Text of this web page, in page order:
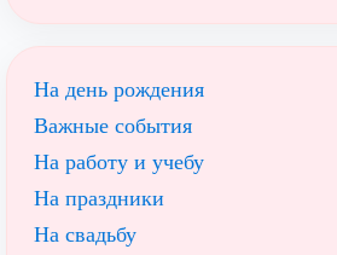
На день рождения
Важные события
На работу и учебу
На праздники
На свадьбу